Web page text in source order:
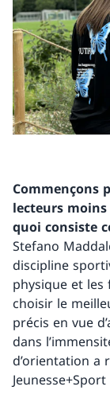
Commençons
lecteurs moins
quoi consiste
Stefano
discipline
physique et les
choisir le
précis en vue
dans
d’orientation a